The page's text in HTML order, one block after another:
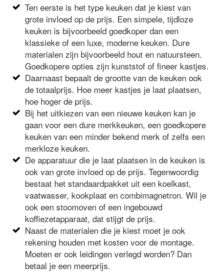
Ten eerste is het type keuken dat je kiest van
grote invloed op de prijs. Een simpele, tijdloze
keuken is bijvoorbeeld goedkoper dan een
klassieke of een luxe, moderne keuken. Dure
materialen zijn bijvoorbeeld hout en natuursteen.
Goedkopere opties zijn kunststof of fineer kastjes.
Daarnaast bepaalt de grootte van de keuken ook
de totaalprijs. Hoe meer kastjes je laat plaatsen,
hoe hoger de prijs.
Bij het uitkiezen van een nieuwe keuken kan je
gaan voor een dure merkkeuken, een goedkopere
keuken van een minder bekend merk of zelfs een
merkloze keuken.
De apparatuur die je laat plaatsen in de keuken is
ook van grote invloed op de prijs. Tegenwoordig
bestaat het standaardpakket uit een koelkast,
vaatwasser, kookplaat en combimagnetron. Wil je
ook een stoomoven of een ingebouwd
koffiezetapparaat, dat stijgt de prijs.
Naast de materialen die je kiest moet je ook
rekening houden met kosten voor de montage.
Moeten er ook leidingen verlegd worden? Dan
betaal je een meerprijs.